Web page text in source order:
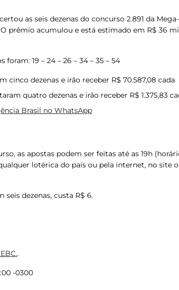
as seis dezenas do concurso 2.891 da
O prêmio acumulou e está estimado em R$ 36
19 – 24 – 26 – 34 – 35 – 54
cinco dezenas e irão receber R$ 70.587,08 cada
quatro dezenas e irão receber R$ 1.375,83
Brasil no WhatsApp
as apostas podem ser feitas até as 19h
lotérica do país ou pela internet, no site
seis dezenas, custa R$ 6.
.
-0300